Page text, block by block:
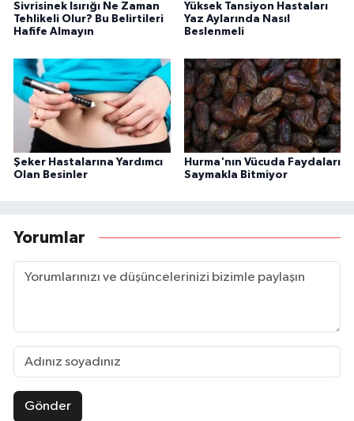
Sivrisinek Isırığı Ne Zaman
Tehlikeli Olur? Bu Belirtileri
Hafife Almayın
Yüksek Tansiyon Hastaları
Yaz Aylarında Nasıl
Beslenmeli
Şeker Hastalarına Yardımcı
Olan Besinler
Hurma'nın Vücuda Faydaları
Saymakla Bitmiyor
Yorumlar
Gönder